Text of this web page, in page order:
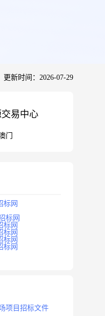
更新时间：2026-07-29
易中心
门
标网
标网
标网
标网
标网
标网
项目招标文件